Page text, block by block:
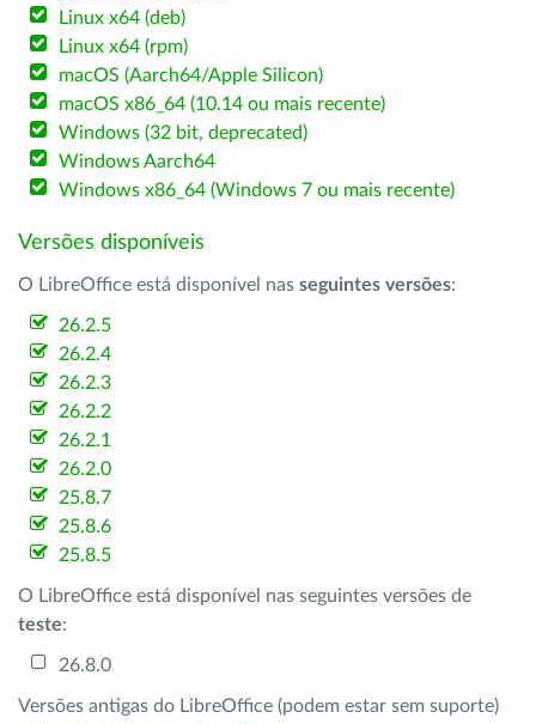
Linux x64 (deb)
Linux x64 (rpm)
macOS (Aarch64/Apple Silicon)
macOS x86_64 (10.14 ou mais recente)
Windows (32 bit, deprecated)
Windows Aarch64
Windows x86_64 (Windows 7 ou mais recente)
Versões disponíveis
O LibreOffice está disponível nas seguintes versões:
26.2.5
26.2.4
26.2.3
26.2.2
26.2.1
26.2.0
25.8.7
25.8.6
25.8.5
O LibreOffice está disponível nas seguintes versões de
teste:
26.8.0
Versões antigas do LibreOffice (podem estar sem suporte)